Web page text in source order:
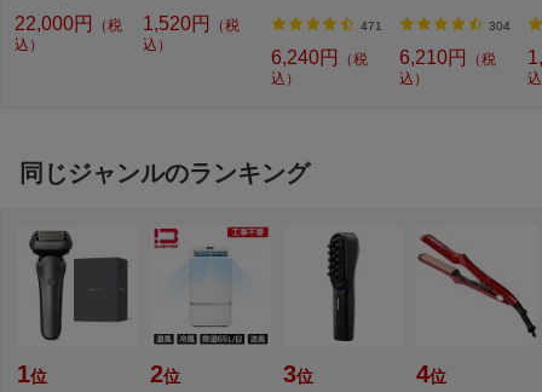
イオン・ミスト種類
ピュアミスト
加湿機能
加湿機能なし
脱臭機能あり
快適除湿機能
快適除湿機能あり
60°検知
新冷媒R32対応
対応
APF
7.4（JIS C 9612：2013）
期間消費電力量
1022kWh/年（JIS C 9612：2013）
年間電気代目安
約27600円
ムエアコン 換気ユ
ニット MAC-700K
22,000円
（税
込）
プシールセット ブ
ルー DYKTSBL
1,520円
（税
込）
471
6,240円
（税
込）
3813805MP] 304
6,210円
（税
込）
同じジャンルのランキング
1位 2位 3位 4位